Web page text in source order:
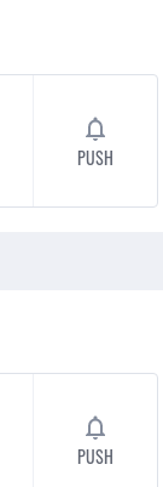
PUSH
PUSH